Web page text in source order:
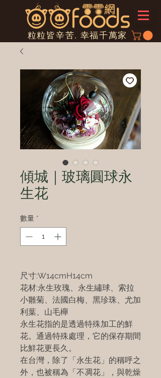
粒粒皆辛苦, 幸福千萬家
傾城｜玻璃圓球永
生花
數量 *
尺寸:W14cmH14cm
花材:永生玫瑰、永生繡球、索拉
小雛菊、法國白梅、黑珍珠、尤加
利葉、山毛櫸
永生花指的是透過特殊加工的鮮
花。通過特殊處理，它的保存期間
比鮮花更長久。
在台灣，除了「永生花」的稱呼之
外，也被稱為「不凋花」，與乾燥